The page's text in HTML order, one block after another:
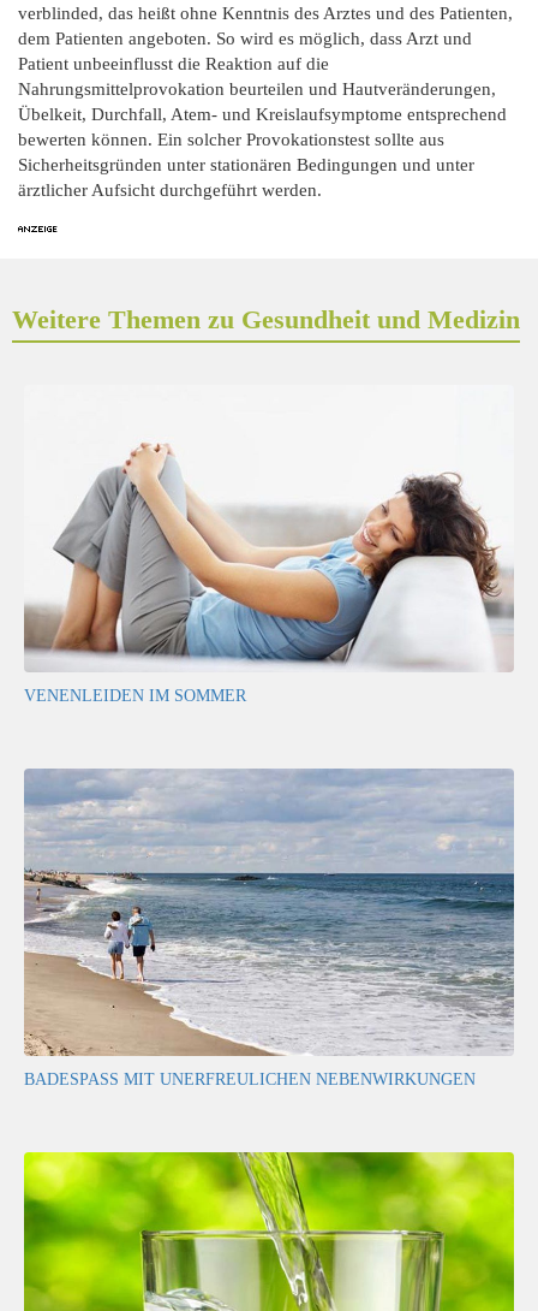
verblinded, das heißt ohne Kenntnis des Arztes und des Patienten,
dem Patienten angeboten. So wird es möglich, dass Arzt und
Patient unbeeinflusst die Reaktion auf die
Nahrungsmittelprovokation beurteilen und Hautveränderungen,
Übelkeit, Durchfall, Atem- und Kreislaufsymptome entsprechend
bewerten können. Ein solcher Provokationstest sollte aus
Sicherheitsgründen unter stationären Bedingungen und unter
ärztlicher Aufsicht durchgeführt werden.
Weitere Themen zu Gesundheit und Medizin
VENENLEIDEN IM SOMMER
BADESPASS MIT UNERFREULICHEN NEBENWIRKUNGEN